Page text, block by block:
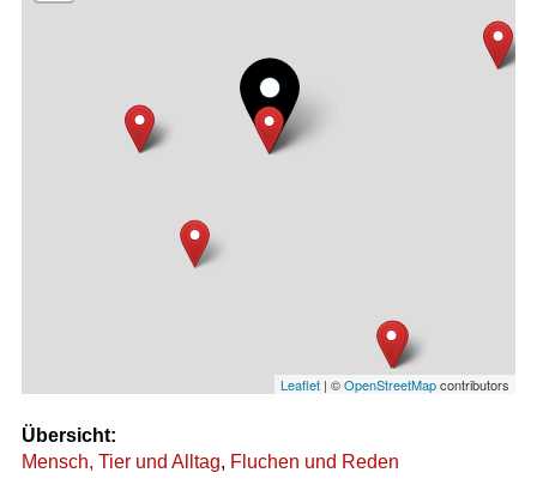
Leaflet | ©OpenStreetMapcontributors
Übersicht:
Mensch, Tier und Alltag, Fluchen und Reden